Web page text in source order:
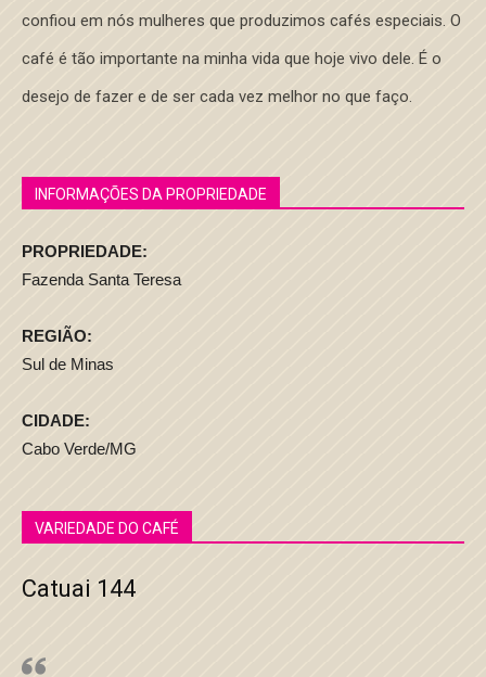
confiou em nós mulheres que produzimos cafés especiais. O
café é tão importante na minha vida que hoje vivo dele. É o
desejo de fazer e de ser cada vez melhor no que faço.
INFORMAÇÕES DA PROPRIEDADE
PROPRIEDADE:
Fazenda Santa Teresa
REGIÃO:
Sul de Minas
CIDADE:
Cabo Verde/MG
VARIEDADE DO CAFÉ
Catuai 144